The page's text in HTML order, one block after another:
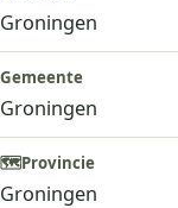
Groningen
Gemeente
Groningen
🗺️Provincie
Groningen